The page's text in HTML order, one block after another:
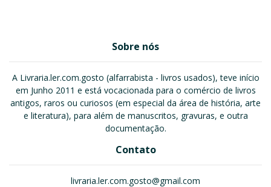
Sobre nós
A Livraria.ler.com.gosto (alfarrabista - livros usados), teve início
em Junho 2011 e está vocacionada para o comércio de livros
antigos, raros ou curiosos (em especial da área de história, arte
e literatura), para além de manuscritos, gravuras, e outra
documentação.
Contato
livraria.ler.com.gosto@gmail.com